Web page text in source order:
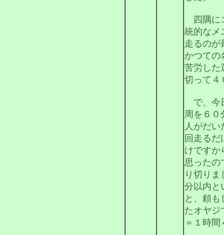
四隅に
統的なメ
走るのが
かつての
苦労した
切って４
で、今
周を６０
人がだ
回走る
けですか
思ったの
り切り
分以内と
と、頼
たオヤジ
＝１時